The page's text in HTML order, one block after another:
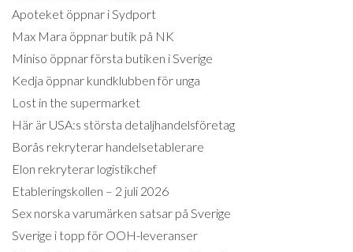
Apoteket öppnar i Sydport
Max Mara öppnar butik på NK
Miniso öppnar första butiken i Sverige
Kedja öppnar kundklubben för unga
Lost in the supermarket
Här är USA:s största detaljhandelsföretag
Borås rekryterar handelsetablerare
Elon rekryterar logistikchef
Etableringskollen – 2 juli 2026
Sex norska varumärken satsar på Sverige
Sverige i topp för OOH-leveranser